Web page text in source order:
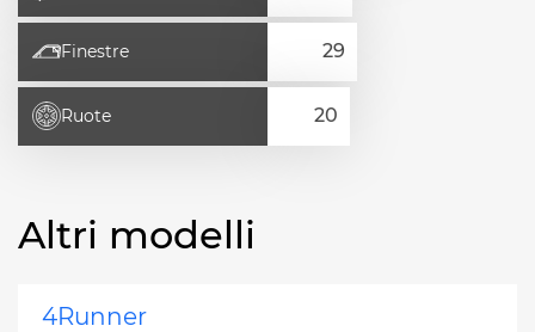
Finestre
Ruote
Altri modelli
4Runner